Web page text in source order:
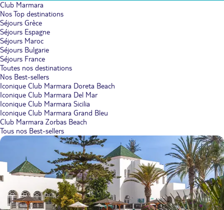
Club Marmara
Nos Top destinations
Séjours Grèce
Séjours Espagne
Séjours Maroc
Séjours Bulgarie
Séjours France
Toutes nos destinations
Nos Best-sellers
Iconique Club Marmara Doreta Beach
Iconique Club Marmara Del Mar
Iconique Club Marmara Sicilia
Iconique Club Marmara Grand Bleu
Club Marmara Zorbas Beach
Tous nos Best-sellers